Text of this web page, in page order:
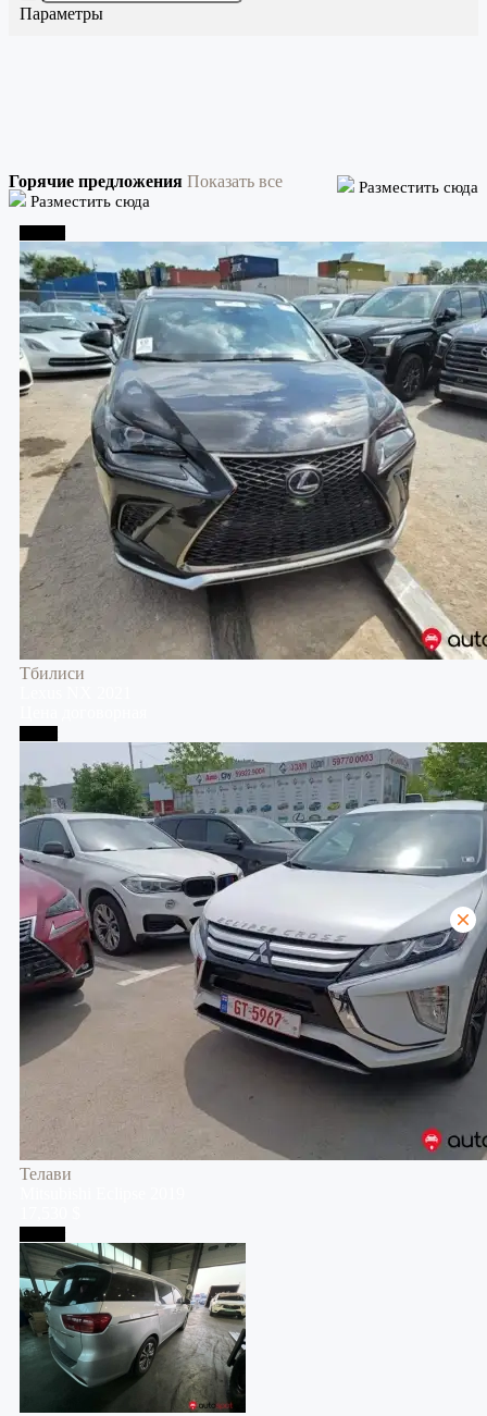
Параметры
Горячие предложения Показать все
Разместить сюда
Разместить сюда
Тбилиси
Телави